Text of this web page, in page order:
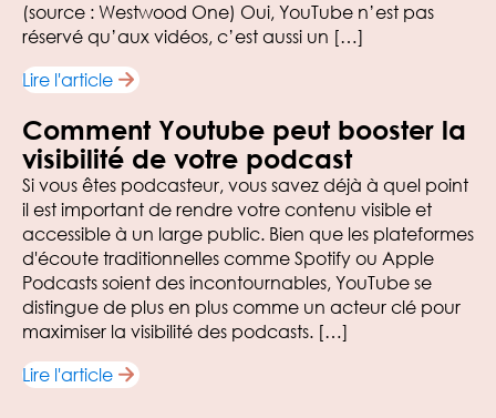
(source : Westwood One) Oui, YouTube n’est pas
réservé qu’aux vidéos, c’est aussi un […]
Lire l'article
Comment Youtube peut booster la
visibilité de votre podcast
Si vous êtes podcasteur, vous savez déjà à quel point
il est important de rendre votre contenu visible et
accessible à un large public. Bien que les plateformes
d'écoute traditionnelles comme Spotify ou Apple
Podcasts soient des incontournables, YouTube se
distingue de plus en plus comme un acteur clé pour
maximiser la visibilité des podcasts. […]
Lire l'article